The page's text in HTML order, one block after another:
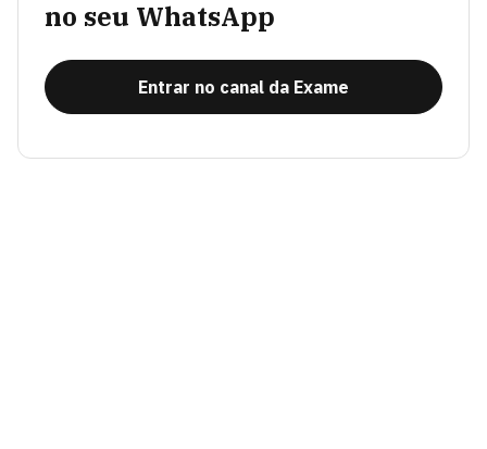
no seu WhatsApp
Entrar no canal da Exame